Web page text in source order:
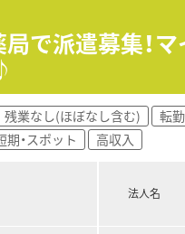
局で派遣募集
残業なし(ほぼなし含む) 転
期・スポット 高収入
法人名